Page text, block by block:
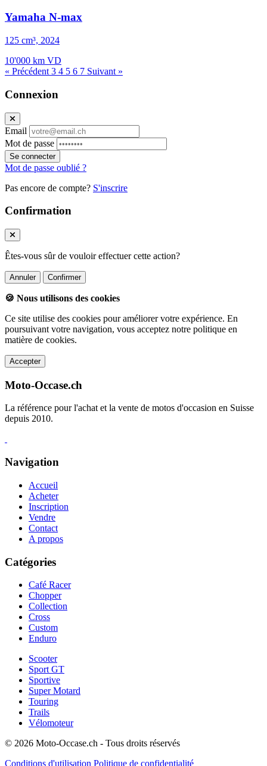
Yamaha N-max
125 cm³, 2024
10'000 km VD
« Précédent 3 4 5 6 7 Suivant »
Connexion
Email
Mot de passe
Se connecter
Mot de passe oublié ?
Pas encore de compte? S'inscrire
Confirmation
Êtes-vous sûr de vouloir effectuer cette action?
Annuler Confirmer
🍪 Nous utilisons des cookies
Ce site utilise des cookies pour améliorer votre expérience. En
poursuivant votre navigation, vous acceptez notre politique en
matière de cookies.
Accepter
Moto-Occase.ch
La référence pour l'achat et la vente de motos d'occasion en Suisse
depuis 2010.
Navigation
Accueil
Acheter
Inscription
Vendre
Contact
A propos
Catégories
Café Racer
Chopper
Collection
Cross
Custom
Enduro
Scooter
Sport GT
Sportive
Super Motard
Touring
Trails
Vélomoteur
© 2026 Moto-Occase.ch - Tous droits réservés
Conditions d'utilisation Politique de confidentialité